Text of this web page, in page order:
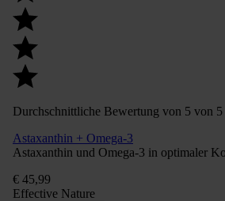
Durchschnittliche Bewertung von 5 von 5
Astaxanthin + Omega-3
Astaxanthin und Omega-3 in optimaler
€ 45,99
Effective Nature